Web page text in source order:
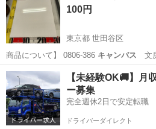
100円
東京都 世田谷区
商品について】 0806-386 キャンバス
東京 世田谷区 インテリア雑貨/小
【未経験OK🚚】月
ー募集
完全週休2日で安定転職
ドライバーダイレクト